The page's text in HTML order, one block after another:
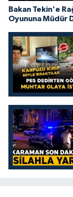
Bakan Tekin'e
Oyununa Müdür